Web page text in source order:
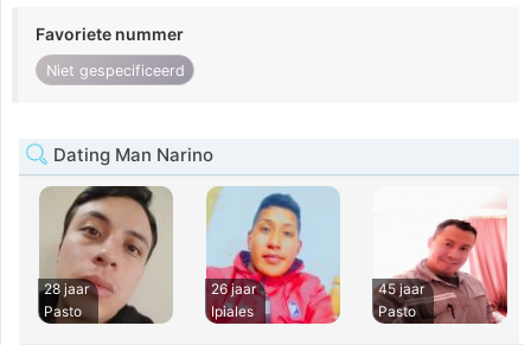
Favoriete nummer
Niet gespecificeerd
Dating Man Narino
28 jaar
Pasto
26 jaar
Ipiales
45 jaar
Pasto